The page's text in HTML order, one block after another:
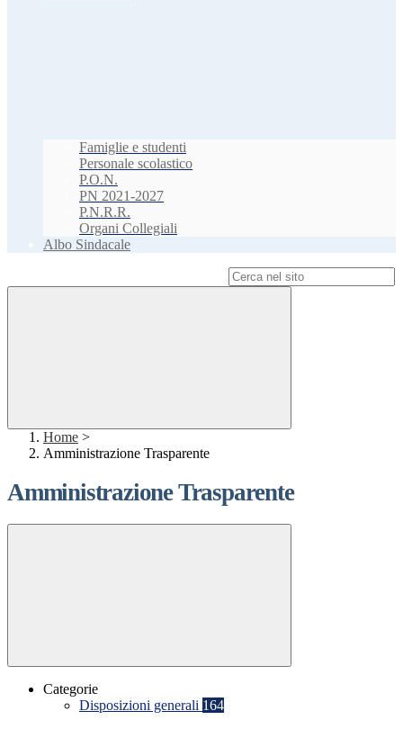
Famiglie e studenti
Personale scolastico
P.O.N.
PN 2021-2027
P.N.R.R.
Organi Collegiali
Albo Sindacale
Home >
Amministrazione Trasparente
Amministrazione Trasparente
Categorie
Disposizioni generali 164